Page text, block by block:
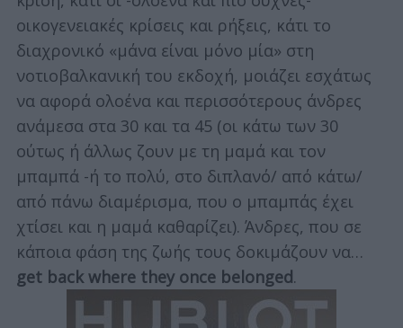
οικογενειακές κρίσεις και ρήξεις, κάτι το
διαχρονικό «μάνα είναι μόνο μία» στη
νοτιοβαλκανική του εκδοχή, μοιάζει εσχάτως
να αφορά ολοένα και περισσότερους άνδρες
ανάμεσα στα 30 και τα 45 (οι κάτω των 30
ούτως ή άλλως ζουν με τη μαμά και τον
μπαμπά -ή το πολύ, στο διπλανό/ από κάτω/
από πάνω διαμέρισμα, που ο μπαμπάς έχει
χτίσει και η μαμά καθαρίζει). Άνδρες, που σε
κάποια φάση της ζωής τους δοκιμάζουν να…
get back where they once belonged.